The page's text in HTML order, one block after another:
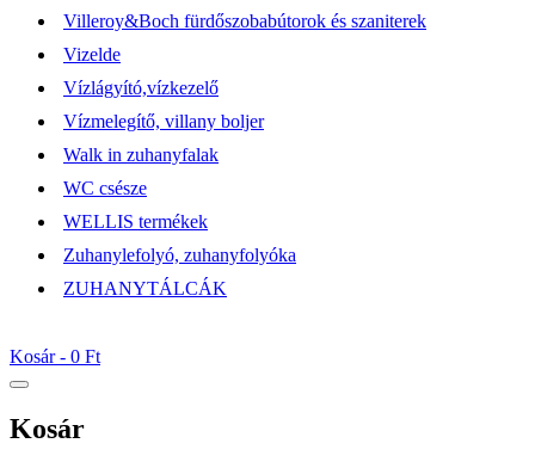
Villeroy&Boch fürdőszobabútorok és szaniterek
Vizelde
Vízlágyító,vízkezelő
Vízmelegítő, villany boljer
Walk in zuhanyfalak
WC csésze
WELLIS termékek
Zuhanylefolyó, zuhanyfolyóka
ZUHANYTÁLCÁK
Kosár - 0 Ft
Kosár